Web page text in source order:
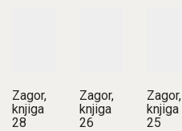
Zagor,
knjiga
28
Zagor,
knjiga
26
Zagor,
knjiga
25